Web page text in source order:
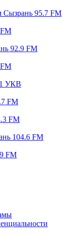
95.7 FM
92.9 FM
УКВ
FM
FM
104.6 FM
FM